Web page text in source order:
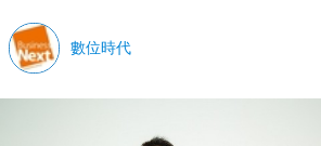
數位時代